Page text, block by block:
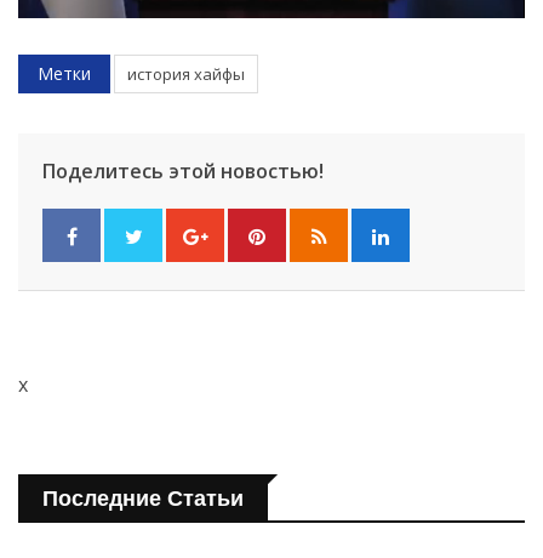
Метки история хайфы
Поделитесь этой новостью!
x
Последние Статьи